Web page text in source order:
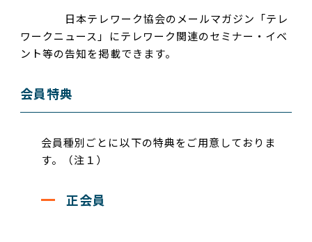
日本テレワーク協会のメールマガジン「テレ
ワークニュース」にテレワーク関連のセミナー・イベ
ント等の告知を掲載できます。
会員特典
会員種別ごとに以下の特典をご用意しておりま
す。（注１）
正会員